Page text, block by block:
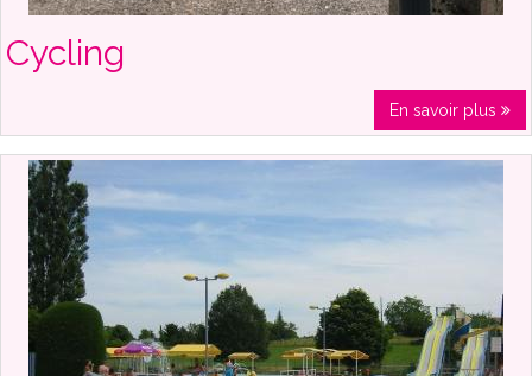
Cycling
En savoir plus